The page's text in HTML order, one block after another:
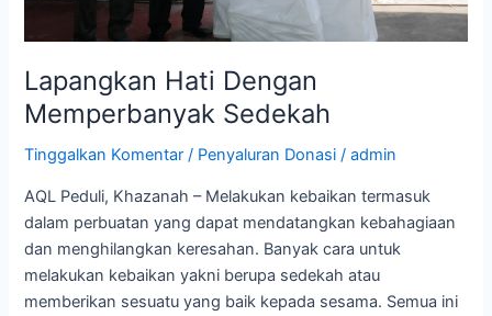
Lapangkan Hati Dengan
Memperbanyak Sedekah
Tinggalkan Komentar / Penyaluran Donasi /admin
AQL Peduli, Khazanah – Melakukan kebaikan termasuk
dalam perbuatan yang dapat mendatangkan kebahagiaan
dan menghilangkan keresahan. Banyak cara untuk
melakukan kebaikan yakni berupa sedekah atau
memberikan sesuatu yang baik kepada sesama. Semua ini